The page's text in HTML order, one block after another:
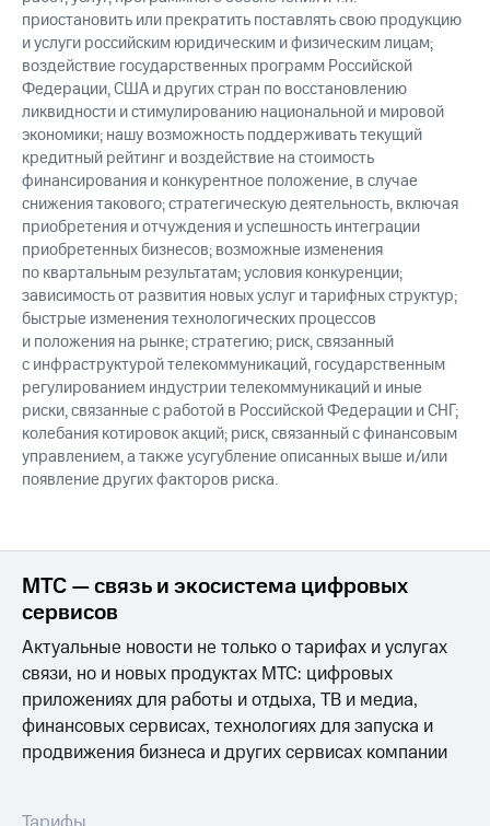
приостановить или прекратить поставлять свою продукцию
и услуги российским юридическим и физическим лицам;
воздействие государственных программ Российской
Федерации, США и других стран по восстановлению
ликвидности и стимулированию национальной и мировой
экономики; нашу возможность поддерживать текущий
кредитный рейтинг и воздействие на стоимость
финансирования и конкурентное положение, в случае
снижения такового; стратегическую деятельность, включая
приобретения и отчуждения и успешность интеграции
приобретенных бизнесов; возможные изменения
по квартальным результатам; условия конкуренции;
зависимость от развития новых услуг и тарифных структур;
быстрые изменения технологических процессов
и положения на рынке; стратегию; риск, связанный
с инфраструктурой телекоммуникаций, государственным
регулированием индустрии телекоммуникаций и иные
риски, связанные с работой в Российской Федерации и СНГ;
колебания котировок акций; риск, связанный с финансовым
управлением, а также усугубление описанных выше и/или
появление других факторов риска.
МТС — связь и экосистема цифровых
сервисов
Актуальные новости не только о тарифах и услугах
связи, но и новых продуктах МТС: цифровых
приложениях для работы и отдыха, ТВ и медиа,
финансовых сервисах, технологиях для запуска и
продвижения бизнеса и других сервисах компании